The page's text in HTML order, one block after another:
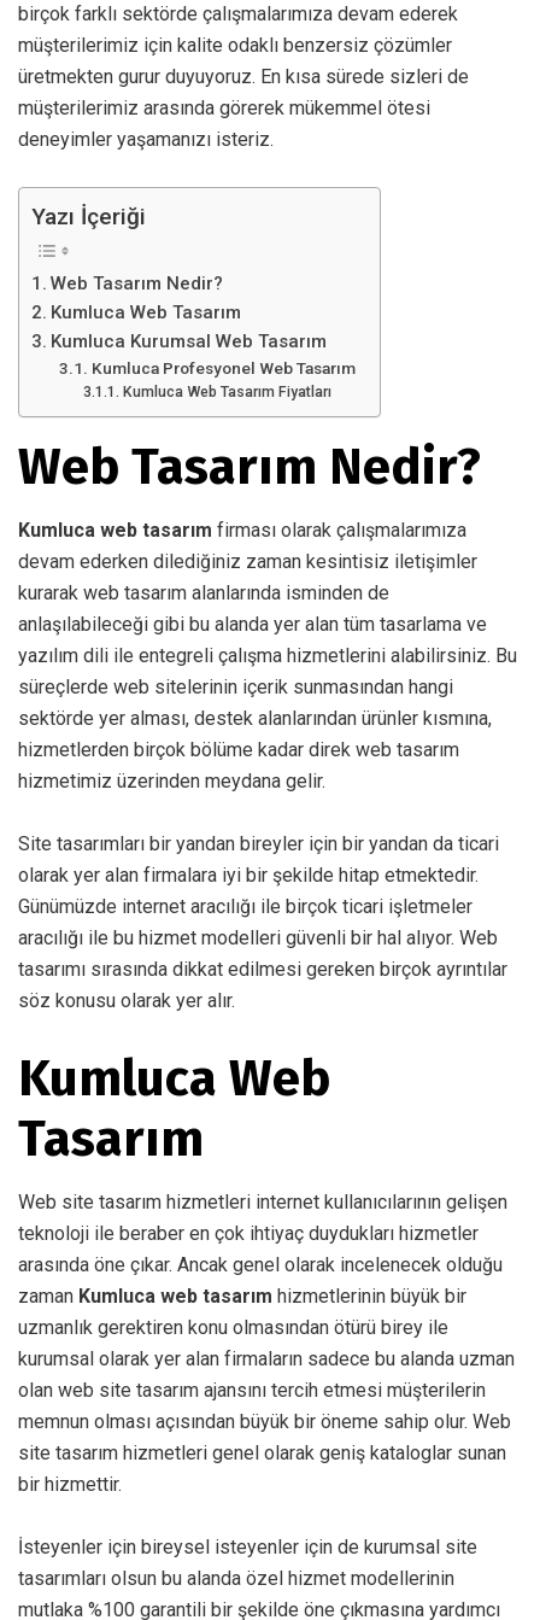
birçok farklı sektörde çalışmalarımıza devam ederek
müşterilerimiz için kalite odaklı benzersiz çözümler
üretmekten gurur duyuyoruz. En kısa sürede sizleri de
müşterilerimiz arasında görerek mükemmel ötesi
deneyimler yaşamanızı isteriz.
Yazı İçeriği
Web Tasarım Nedir?
Kumluca Web Tasarım
Kumluca Kurumsal Web Tasarım
Kumluca Profesyonel Web Tasarım
Kumluca Web Tasarım Fiyatları
Web Tasarım Nedir?
Kumluca web tasarım firması olarak çalışmalarımıza
devam ederken dilediğiniz zaman kesintisiz iletişimler
kurarak web tasarım alanlarında isminden de
anlaşılabileceği gibi bu alanda yer alan tüm tasarlama ve
yazılım dili ile entegreli çalışma hizmetlerini alabilirsiniz. Bu
süreçlerde web sitelerinin içerik sunmasından hangi
sektörde yer alması, destek alanlarından ürünler kısmına,
hizmetlerden birçok bölüme kadar direk web tasarım
hizmetimiz üzerinden meydana gelir.
Site tasarımları bir yandan bireyler için bir yandan da ticari
olarak yer alan firmalara iyi bir şekilde hitap etmektedir.
Günümüzde internet aracılığı ile birçok ticari işletmeler
aracılığı ile bu hizmet modelleri güvenli bir hal alıyor. Web
tasarımı sırasında dikkat edilmesi gereken birçok ayrıntılar
söz konusu olarak yer alır.
Kumluca Web
Tasarım
Web site tasarım hizmetleri internet kullanıcılarının gelişen
teknoloji ile beraber en çok ihtiyaç duydukları hizmetler
arasında öne çıkar. Ancak genel olarak incelenecek olduğu
zaman Kumluca web tasarım hizmetlerinin büyük bir
uzmanlık gerektiren konu olmasından ötürü birey ile
kurumsal olarak yer alan firmaların sadece bu alanda uzman
olan web site tasarım ajansını tercih etmesi müşterilerin
memnun olması açısından büyük bir öneme sahip olur. Web
site tasarım hizmetleri genel olarak geniş kataloglar sunan
bir hizmettir.
İsteyenler için bireysel isteyenler için de kurumsal site
tasarımları olsun bu alanda özel hizmet modellerinin
mutlaka %100 garantili bir şekilde öne çıkmasına yardımcı